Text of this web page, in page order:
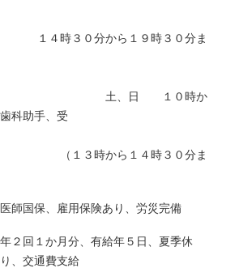
分から１９時３０分ま
１０時か
科助手、受
ら１４時３０分ま
国保、雇用保険あり、労災完備
回１か月分、有給年５日、夏季休
、交通費支給